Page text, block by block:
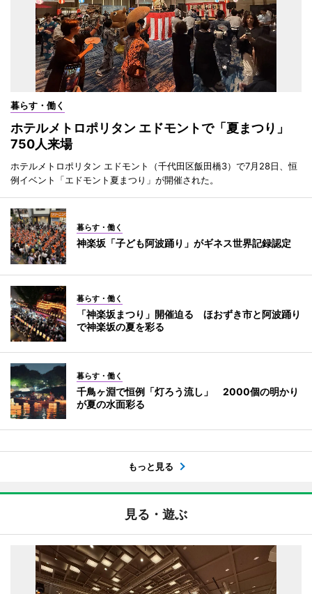
暮らす・働く
ホテルメトロポリタン エドモントで「夏まつり」
750人来場
ホテルメトロポリタン エドモント（千代田区飯田橋3）で7月28日、恒
例イベント「エドモント夏まつり」が開催された。
暮らす・働く
神楽坂「子ども阿波踊り」がギネス世界記録認定
暮らす・働く
「神楽坂まつり」開催迫る ほおずき市と阿波踊り
で神楽坂の夏を彩る
暮らす・働く
千鳥ヶ淵で恒例「灯ろう流し」 2000個の明かり
が夏の水面彩る
もっと見る
見る・遊ぶ